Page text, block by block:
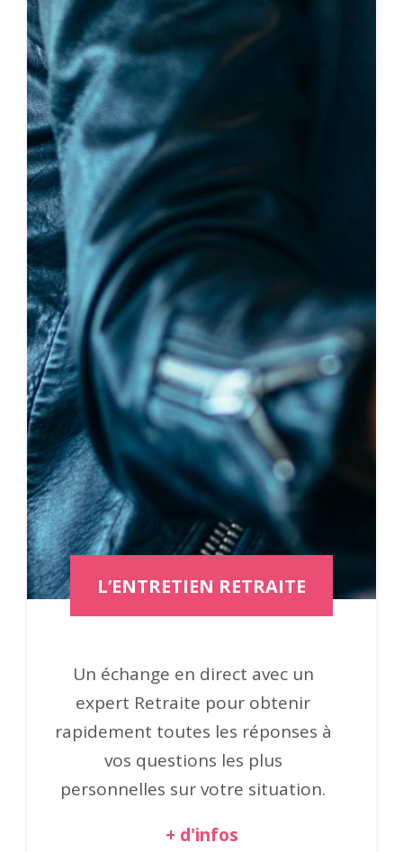
L’ENTRETIEN RETRAITE
Un échange en direct avec un
expert Retraite pour obtenir
rapidement toutes les réponses à
vos questions les plus
personnelles sur votre situation.
+ d'infos